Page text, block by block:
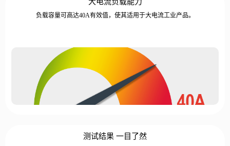
负载容量可高达40A有效值，使其适用于大电流工业产品。
测试结果 一目了然